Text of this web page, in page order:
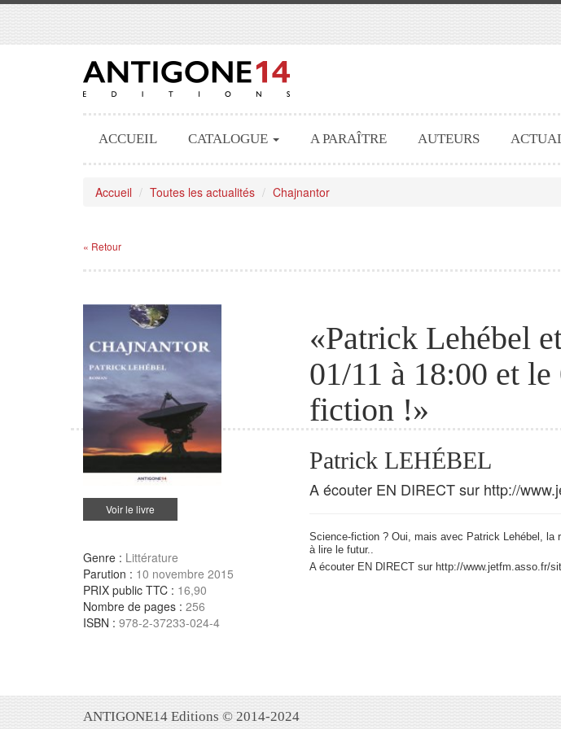
ACCUEIL CATALOGUE A PARAÎTRE AUTEURS
Accueil Toutes les actualités Chajnantor
« Retour
Voir le livre
Genre : Littérature
Parution : 10 novembre 2015
PRIX public TTC : 16,90
Nombre de pages : 256
ISBN : 978-2-37233-024-4
«Patrick Lehébel
01/11 à 18:00 et
fiction !»
Patrick LEHÉBEL
A écouter EN DIRECT sur http://
Science-fiction ? Oui, mais avec Patrick Lehébel, la
à lire le futur..
A écouter EN DIRECT sur http://www.jetfm.asso.fr/
ANTIGONE14 Editions © 2014-2024